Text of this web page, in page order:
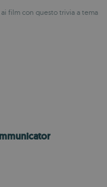
film con questo trivia a tema